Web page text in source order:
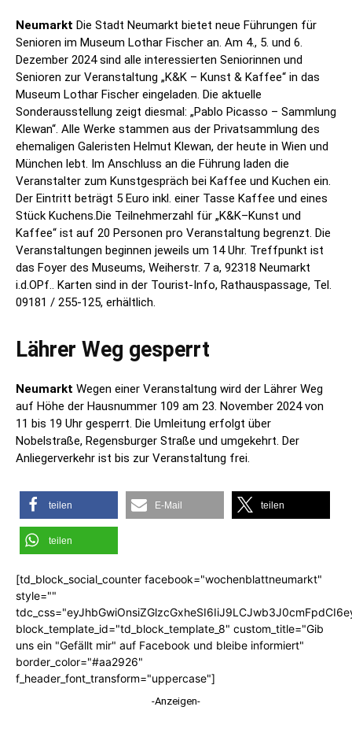
Neumarkt Die Stadt Neumarkt bietet neue Führungen für
Senioren im Museum Lothar Fischer an. Am 4., 5. und 6.
Dezember 2024 sind alle interessierten Seniorinnen und
Senioren zur Veranstaltung „K&K – Kunst & Kaffee“ in das
Museum Lothar Fischer eingeladen. Die aktuelle
Sonderausstellung zeigt diesmal: „Pablo Picasso – Sammlung
Klewan“. Alle Werke stammen aus der Privatsammlung des
ehemaligen Galeristen Helmut Klewan, der heute in Wien und
München lebt. Im Anschluss an die Führung laden die
Veranstalter zum Kunstgespräch bei Kaffee und Kuchen ein.
Der Eintritt beträgt 5 Euro inkl. einer Tasse Kaffee und eines
Stück Kuchens.Die Teilnehmerzahl für „K&K–Kunst und
Kaffee“ ist auf 20 Personen pro Veranstaltung begrenzt. Die
Veranstaltungen beginnen jeweils um 14 Uhr. Treffpunkt ist
das Foyer des Museums, Weiherstr. 7 a, 92318 Neumarkt
i.d.OPf.. Karten sind in der Tourist-Info, Rathauspassage, Tel.
09181 / 255-125, erhältlich.
Lährer Weg gesperrt
Neumarkt Wegen einer Veranstaltung wird der Lährer Weg
auf Höhe der Hausnummer 109 am 23. November 2024 von
11 bis 19 Uhr gesperrt. Die Umleitung erfolgt über
Nobelstraße, Regensburger Straße und umgekehrt. Der
Anliegerverkehr ist bis zur Veranstaltung frei.
teilen E-Mail teilen
teilen
[td_block_social_counter facebook="wochenblattneumarkt"
style=""
block_template_id="td_block_template_8" custom_title="Gib
uns ein "Gefällt mir" auf Facebook und bleibe informiert"
border_color="#aa2926"
f_header_font_transform="uppercase"]
-Anzeigen-